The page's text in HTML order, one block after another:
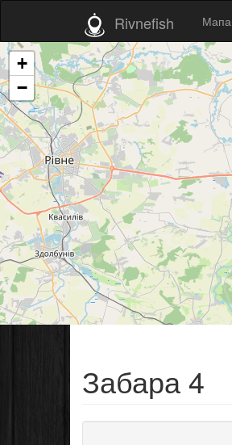
Rivnefish Мапа
+
−
Забара 4